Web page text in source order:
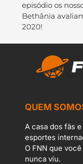
episódio os
Bethânia
2020!
QUEM
A casa dos fãs
esportes
O FNN que
nunca viu.